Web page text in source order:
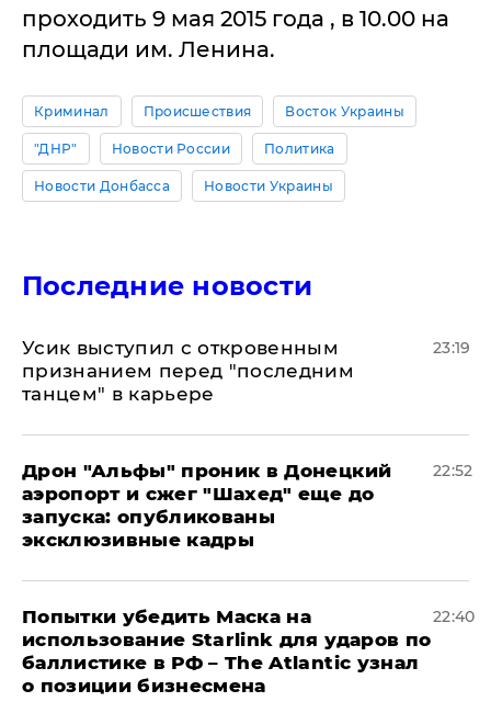
проходить 9 мая 2015 года , в 10.00 на
площади им. Ленина.
Криминал Происшествия Восток Украины
"ДНР" Новости России Политика
Новости Донбасса Новости Украины
Последние новости
Усик выступил с откровенным
признанием перед "последним
танцем" в карьере
23:19
Дрон "Альфы" проник в Донецкий
аэропорт и сжег "Шахед" еще до
запуска: опубликованы
эксклюзивные кадры
22:52
Попытки убедить Маска на
использование Starlink для ударов по
баллистике в РФ – The Atlantic узнал
о позиции бизнесмена
22:40